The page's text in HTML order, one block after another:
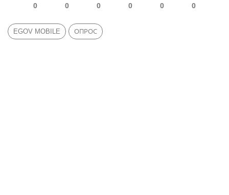
0 0 0 0 0 0
EGOV MOBILE ОПРОС